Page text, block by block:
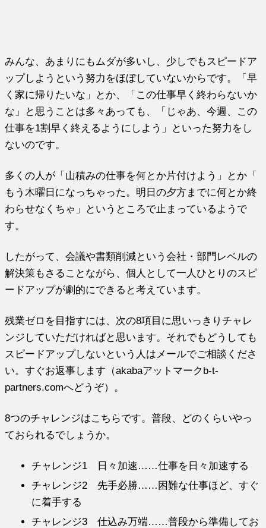
みんな、あまりにもムダが多いし、 少しでもスピードア
ップしようという努力をほぼしていないからです。「早
く家に帰りたいな」とか、「 この仕事早く終わらないか
な」と思うことは多々あっても、「 じゃあ、今週、この
仕事を1割早く終えるようにしよう」
といった努力をし
ないのです。
多くの人が「山積みの仕事を何とか片付けよう」とか「
もう木曜日になっちゃった。 明日の夕方までに何とか終
わらせなくちゃ」
というところで止まっているようで
す。
したがって、会議や書類削減という会社・部門レベルの
解決策もさることながら、個人として一人ひとりのスピ
ードアップが劇的にできると考えてい ます。
残業ゼロを目指すには、次の8項目に思いっきりチャレ
ンジしていただければと思います。 それでもどうしても
スピードアップしないという人はメールでご相談くださ
い。すぐお返事します（akabaアットマークb-t-
partners.comへどうぞ）。
8つのチャレンジはこちらです。普段、 どのくらいやっ
ておられるでしょうか。
チャレンジ1 日々加速……仕事を日々加速する
チャレンジ2 先手必勝……困難な仕事ほど、すぐ
に着手する
チャレンジ3 仕込み万端……普段から準備してお